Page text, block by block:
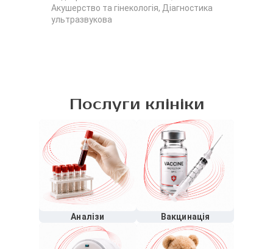
Акушерство та гінекологія, Діагностика
ультразвукова
Послуги клініки
Аналізи Вакцинація